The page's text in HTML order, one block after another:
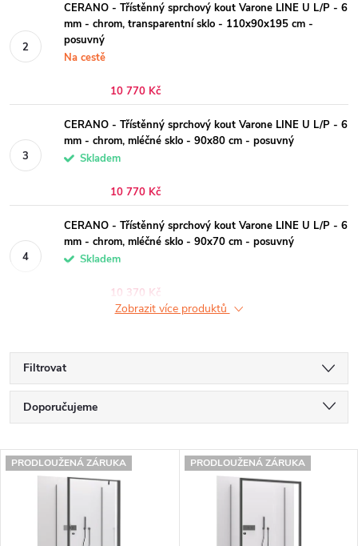
CERANO - Třístěnný sprchový kout Varone LINE U L/P - 6
mm - chrom, transparentní sklo - 110x90x195 cm -
posuvný
Na cestě
10 770 Kč
CERANO - Třístěnný sprchový kout Varone LINE U L/P - 6
mm - chrom, mléčné sklo - 90x80 cm - posuvný
Skladem
10 770 Kč
CERANO - Třístěnný sprchový kout Varone LINE U L/P - 6
mm - chrom, mléčné sklo - 90x70 cm - posuvný
Skladem
10 370 Kč
Zobrazit více produktů
Filtrovat
Ř
z
Doporučujeme
Nejdražší
Abecedně
V
PRODLOUŽENÁ ZÁRUKA PRODLOUŽENÁ ZÁRUKA